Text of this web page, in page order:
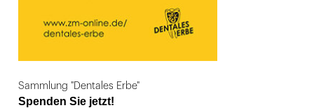
Sammlung "Dentales Erbe"
Spenden Sie jetzt!